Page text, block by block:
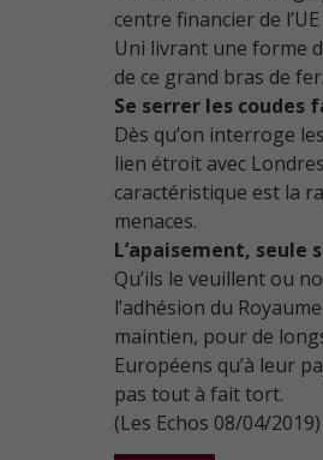
centre financier de
Uni livrant une forme
de ce grand bras de fer.
Se serrer les coudes
Dès qu’on interroge
lien étroit avec
caractéristique est la
menaces.
L’apaisement, seule
Qu’ils le veuillent ou
l’adhésion du
maintien, pour de
Européens qu’à leur
pas tout à fait tort.
(Les Echos 08/04/2019)